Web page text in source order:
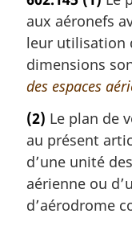
aux aéronefs
leur utilisation
dimensions
des espaces
(2) Le plan de
au présent
d’une unité
aérienne ou
d’aérodrome